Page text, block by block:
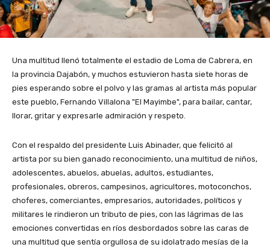
Una multitud llenó totalmente el estadio de Loma de Cabrera, en
la provincia Dajabón, y muchos estuvieron hasta siete horas de
pies esperando sobre el polvo y las gramas al artista más popular
este pueblo, Fernando Villalona "El Mayimbe", para bailar, cantar,
llorar, gritar y expresarle admiración y respeto.
Con el respaldo del presidente Luis Abinader, que felicitó al
artista por su bien ganado reconocimiento, una multitud de niños,
adolescentes, abuelos, abuelas, adultos, estudiantes,
profesionales, obreros, campesinos, agricultores, motoconchos,
choferes, comerciantes, empresarios, autoridades, políticos y
militares le rindieron un tributo de pies, con las lágrimas de las
emociones convertidas en ríos desbordados sobre las caras de
una multitud que sentía orgullosa de su idolatrado mesías de la